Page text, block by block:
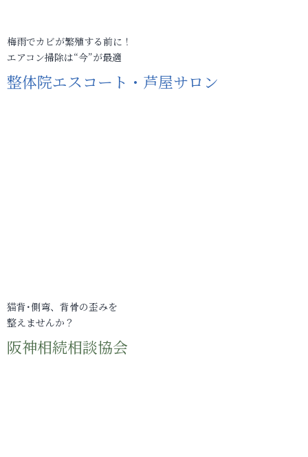
梅雨でカビが繁殖する前に！
エアコン掃除は“今”が最適
整体院エスコート・芦屋サロン
猫背･側弯、背骨の歪みを
整えませんか？
阪神相続相談協会